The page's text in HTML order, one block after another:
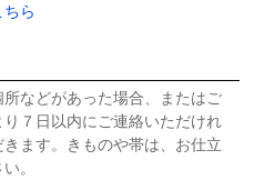
ら
などがあった場合、またはご
７日以内にご連絡いただけれ
ます。きものや帯は、お仕立
。